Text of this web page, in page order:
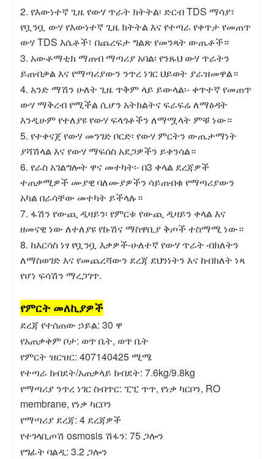
2. የእውነተኛ ጊዜ የውሃ ጥራት ክትትል፡ ድርብ TDS ማሳያ፣
የቧንቧ ውሃ የእውነተኛ ጊዜ ክትትል እና የተጣራ የቀጥታ የመጠጥ
ውሃ TDS እሴቶች፣ በጨረፍታ ግልጽ የመንጻት ውጤቶች።
3. አውቶማቲክ ማጠብ ማጣሪያ አባል፡ የንጹህ ውሃ ጥራትን
ይጠብቃል እና የማጣሪያውን ንጥረ ነገር ህይወት ያራዝመዋል።
4. አንድ ማሽን ሁለት ጊዜ ጥቅም ላይ ይውላል፡- ቀጥተኛ የመጠጥ
ውሃ ማቅረብ የሚችል ሲሆን አትክልትና ፍራፍሬ ለማፅዳት
እንዲሁም የተለያዩ የውሃ ፍላጎቶችን ለማሟላት ምቹ ነው።
5. የተቀናጀ የውሃ መንገድ ቦርድ፡ የውሃ ምርትን ውጤታማነት
ያሻሽላል እና የውሃ ማፍሰስ አደጋዎችን ይቀንሳል።
6. የራስ አገልግሎት ዋና መተካት፡- በ3 ቀላል ደረጃዎች
ተጠቃሚዎች ሙያዊ ባለሙያዎችን ሳይጠብቁ የማጣሪያውን
አካል በራሳቸው መተካት ይችላሉ።
7. ፋሽን የውጪ ዲዛይን፡ የምርቱ የውጪ ዲዛይን ቀላል እና
ዘመናዊ ነው ለተለያዩ የኩሽና ማስዋቢያ ቅጦች ተስማሚ ነው።
8. ከእርሳስ ነፃ የቧንቧ እቃዎች-ሁለተኛ የውሃ ጥራት ብክለትን
ለማስወገድ እና የመጨረሻውን ደረጃ ደህንነትን እና ከብክለት ነጻ
የሆነ ፍሳሽን ማረጋገጥ.
የምርት መለኪያዎች
ደረጃ የተሰጠው ኃይል: 30 ዋ
የአጠቃቀም ቦታ: ወጥ ቤት, ወጥ ቤት
የምርት ዝርዝር: 407140425 ሚሜ
የተጣራ ክብደት/አጠቃላይ ክብደት: 7.6kg/9.8kg
የማጣሪያ ንጥረ ነገር ስብጥር: ፒፒ ጥጥ, የነቃ ካርቦን, RO
membrane, የነቃ ካርቦን
የማጣሪያ ደረጃ: 4 ደረጃዎች
የተገላቢጦሽ osmosis ሽፋን: 75 ጋሎን
የግፊት ባልዲ: 3.2 ጋሎን